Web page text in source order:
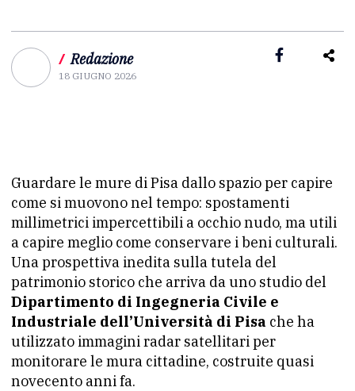
/ Redazione
18 GIUGNO 2026
Guardare le mure di Pisa dallo spazio per capire
come si muovono nel tempo: spostamenti
millimetrici impercettibili a occhio nudo, ma utili
a capire meglio come conservare i beni culturali.
Una prospettiva inedita sulla tutela del
patrimonio storico che arriva da uno studio del
Dipartimento di Ingegneria Civile e
Industriale dell’Università di Pisa che ha
utilizzato immagini radar satellitari per
monitorare le mura cittadine, costruite quasi
novecento anni fa.